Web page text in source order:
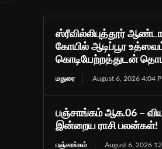
ஸ்ரீவில்லிபுத்தூர்
கோயில் ஆடிப்பூர
கொடியேற்றத்துடன்
மதுரை August 6, 2026 4:04
பஞ்சாங்கம் ஆக.06 –
இன்றைய ராசி பலன்கள்!
பஞ்சாங்கம் August 6, 2026